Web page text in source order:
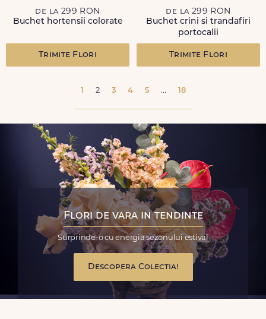
de la 299 RON
Buchet hortensii colorate
Trimite Flori
de la 299 RON
Buchet crini si trandafiri
portocalii
Trimite Flori
1 2 3 4 5 ... 18
Flori de vara in tendinte
Surprinde-o cu energia sezonului estival
Descopera Colectia!